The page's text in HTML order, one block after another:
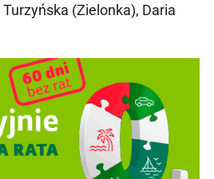
(Zielonka), Daria